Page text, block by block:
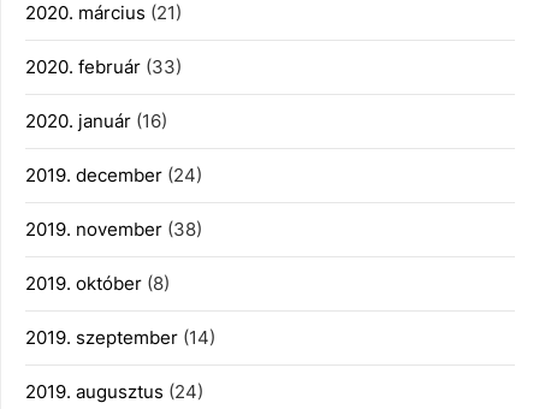
2020. március (21)
2020. február (33)
2020. január (16)
2019. december (24)
2019. november (38)
2019. október (8)
2019. szeptember (14)
2019. augusztus (24)